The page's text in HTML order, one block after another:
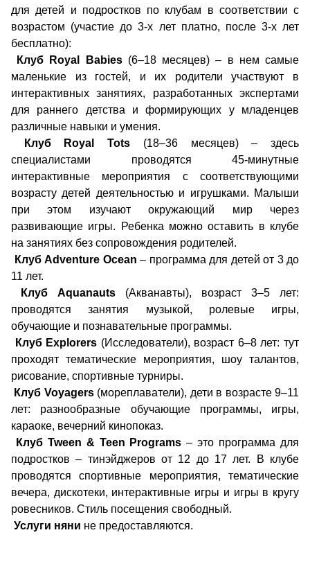
для детей и подростков по клубам в соответствии с
возрастом (участие до 3-х лет платно, после 3-х лет
бесплатно):
Клуб Royal Babies(6–18 месяцев) – в нем самые
маленькие из гостей, и их родители участвуют в
интерактивных занятиях, разработанных экспертами
для раннего детства и формирующих у младенцев
различные навыки и умения.
Клуб Royal Tots (18–36 месяцев) – здесь
специалистами проводятся 45-минутные
интерактивные мероприятия с соответствующими
возрасту детей деятельностью и игрушками. Малыши
при этом изучают окружающий мир через
развивающие игры. Ребенка можно оставить в клубе
на занятиях без сопровождения родителей.
Клуб Adventure Ocean – программа для детей от 3 до
11 лет.
Клуб Aquanauts (Акванавты), возраст 3–5 лет:
проводятся занятия музыкой, ролевые игры,
обучающие и познавательные программы.
Клуб Explorers (Исследователи), возраст 6–8 лет: тут
проходят тематические мероприятия, шоу талантов,
рисование, спортивные турниры.
Клуб Voyagers(мореплаватели), дети в возрасте 9–11
лет: разнообразные обучающие программы, игры,
караоке, вечерний кинопоказ.
Клуб Tween & Teen Programs – это программа для
подростков – тинэйджеров от 12 до 17 лет. В клубе
проводятся спортивные мероприятия, тематические
вечера, дискотеки, интерактивные игры и игры в кругу
ровесников. Стиль посещения свободный.
Услуги няни не предоставляются.